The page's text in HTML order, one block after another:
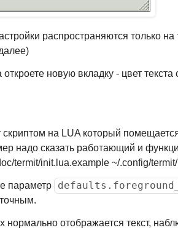
распространяются только
новую вкладку - цвет
на LUA который
надо сказать работающий и
termit/init.lua.example ~/.config/
параметр
отображается текст,